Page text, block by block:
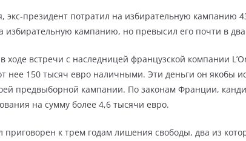
экс-президент потратил на избирательную кампанию
избирательную кампанию, но превысил его почти в
ходе встречи с наследницей французской компании
нее 150 тысяч евро наличными. Эти деньги он якобы
предвыборной кампании. По законам Франции,
на сумму более 4,6 тысячи евро.
приговорен к трем годам лишения свободы, два из